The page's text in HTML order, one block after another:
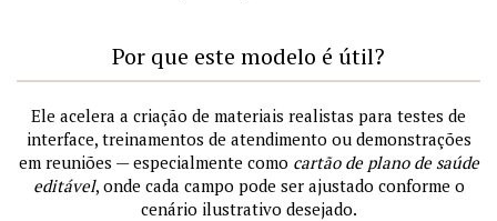
Por que este modelo é útil?
Ele acelera a criação de materiais realistas para testes de
interface, treinamentos de atendimento ou demonstrações
em reuniões — especialmente como cartão de plano de saúde
editável, onde cada campo pode ser ajustado conforme o
cenário ilustrativo desejado.